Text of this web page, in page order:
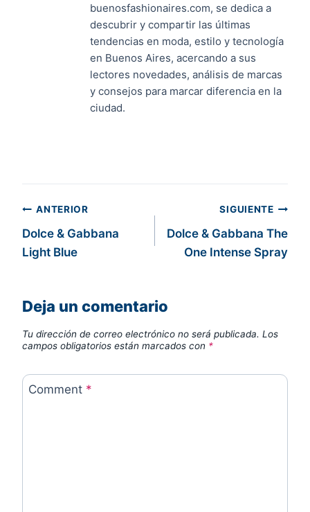
buenosfashionaires.com, se dedica a
descubrir y compartir las últimas
tendencias en moda, estilo y tecnología
en Buenos Aires, acercando a sus
lectores novedades, análisis de marcas
y consejos para marcar diferencia en la
ciudad.
Navegación
de
ANTERIOR
Dolce & Gabbana
Light Blue
SIGUIENTE
Dolce & Gabbana The
One Intense Spray
Deja un comentario
Tu dirección de correo electrónico no será publicada. Los
campos obligatorios están marcados con *
Comment *